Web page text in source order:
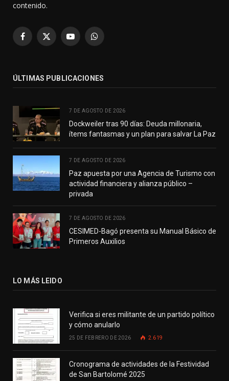
contenido.
Facebook
X
YouTubeWhatsApp
ÚLTIMAS PUBLICACIONES
7 DE AGOSTO DE 2026
Dockweiler tras 90 días: Deuda millonaria,
ítems fantasmas y un plan para salvar La Paz
7 DE AGOSTO DE 2026
Paz apuesta por una Agencia de Turismo con
actividad financiera y alianza público –
privada
7 DE AGOSTO DE 2026
CESIMED-Bagó presenta su Manual Básico de
Primeros Auxilios
LO MÁS LEIDO
Verifica si eres militante de un partido político
y cómo anularlo
25 DE FEBRERO DE 2026 2.619
Cronograma de actividades de la Festividad
de San Bartolomé 2025